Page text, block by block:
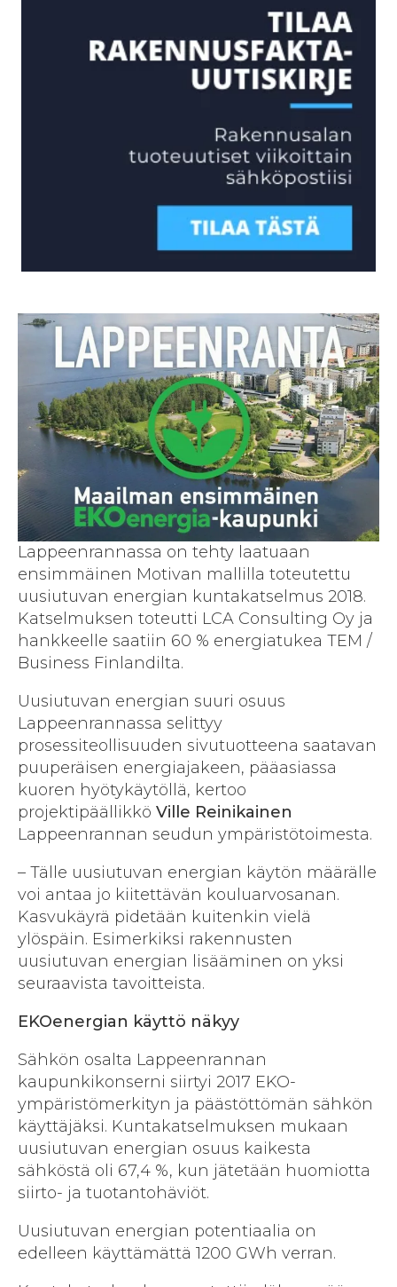
Lappeenrannassa on tehty laatuaan
ensimmäinen Motivan mallilla toteutettu
uusiutuvan energian kuntakatselmus 2018.
Katselmuksen toteutti LCA Consulting Oy ja
hankkeelle saatiin 60 % energiatukea TEM /
Business Finlandilta.
Uusiutuvan energian suuri osuus
Lappeenrannassa selittyy
prosessiteollisuuden sivutuotteena saatavan
puuperäisen energiajakeen, pääasiassa
kuoren hyötykäytöllä, kertoo
projektipäällikkö Ville Reinikainen
Lappeenrannan seudun ympäristötoimesta.
– Tälle uusiutuvan energian käytön määrälle
voi antaa jo kiitettävän kouluarvosanan.
Kasvukäyrä pidetään kuitenkin vielä
ylöspäin. Esimerkiksi rakennusten
uusiutuvan energian lisääminen on yksi
seuraavista tavoitteista.
EKOenergian käyttö näkyy
Sähkön osalta Lappeenrannan
kaupunkikonserni siirtyi 2017 EKO-
ympäristömerkityn ja päästöttömän sähkön
käyttäjäksi. Kuntakatselmuksen mukaan
uusiutuvan energian osuus kaikesta
sähköstä oli 67,4 %, kun jätetään huomiotta
siirto- ja tuotantohäviöt.
Uusiutuvan energian potentiaalia on
edelleen käyttämättä 1200 GWh verran.